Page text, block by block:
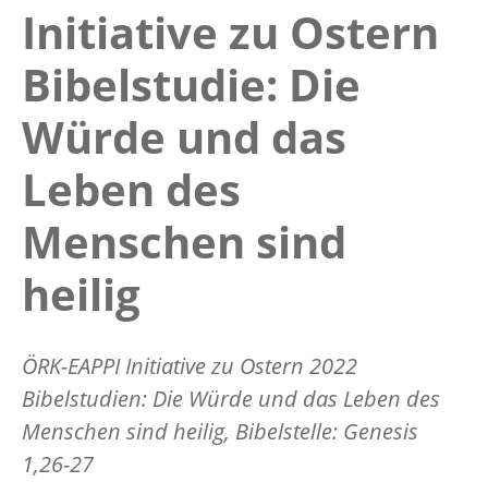
Initiative zu Ostern
Bibelstudie: Die
Würde und das
Leben des
Menschen sind
heilig
ÖRK-EAPPI Initiative zu Ostern 2022
Bibelstudien: Die Würde und das Leben des
Menschen sind heilig, Bibelstelle: Genesis
1,26-27